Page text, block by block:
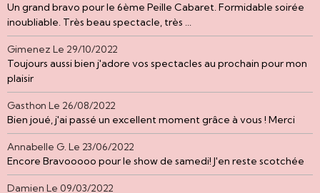
Un grand bravo pour le 6ème Peille Cabaret. Formidable soirée
inoubliable. Très beau spectacle, très ...
Gimenez Le 29/10/2022
Toujours aussi bien j'adore vos spectacles au prochain pour mon
plaisir
Gasthon Le 26/08/2022
Bien joué, j'ai passé un excellent moment grâce à vous ! Merci
Annabelle G. Le 23/06/2022
Encore Bravooooo pour le show de samedi! J'en reste scotchée
Damien Le 09/03/2022